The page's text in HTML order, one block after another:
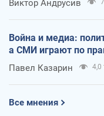
Виктор Андрусив
Война и медиа:
а СМИ играют по
Павел Казарин 4,0
Все мнения